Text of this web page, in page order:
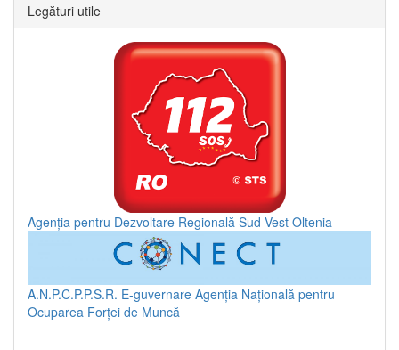
Legături utile
Agenția pentru Dezvoltare Regională Sud-Vest Oltenia
A.N.P.C.P.P.S.R. E-guvernare Agenția Națională pentru
Ocuparea Forței de Muncă